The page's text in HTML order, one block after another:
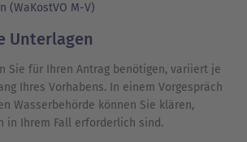
(WaKostVO M-V)
Unterlagen
Sie für Ihren Antrag benötigen, variiert je
Ihres Vorhabens. In einem Vorgespräch
Wasserbehörde können Sie klären,
in Ihrem Fall erforderlich sind.